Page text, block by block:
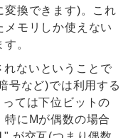
変換できます)。これ
モリしか使えない
。
れないということで
号など)では利用する
ては下位ビットの
にMが偶数の場合